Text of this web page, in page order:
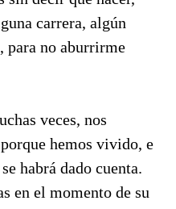
carrera, algún
para no aburrirme
veces, nos
hemos vivido, e
habrá dado cuenta.
en el momento de su